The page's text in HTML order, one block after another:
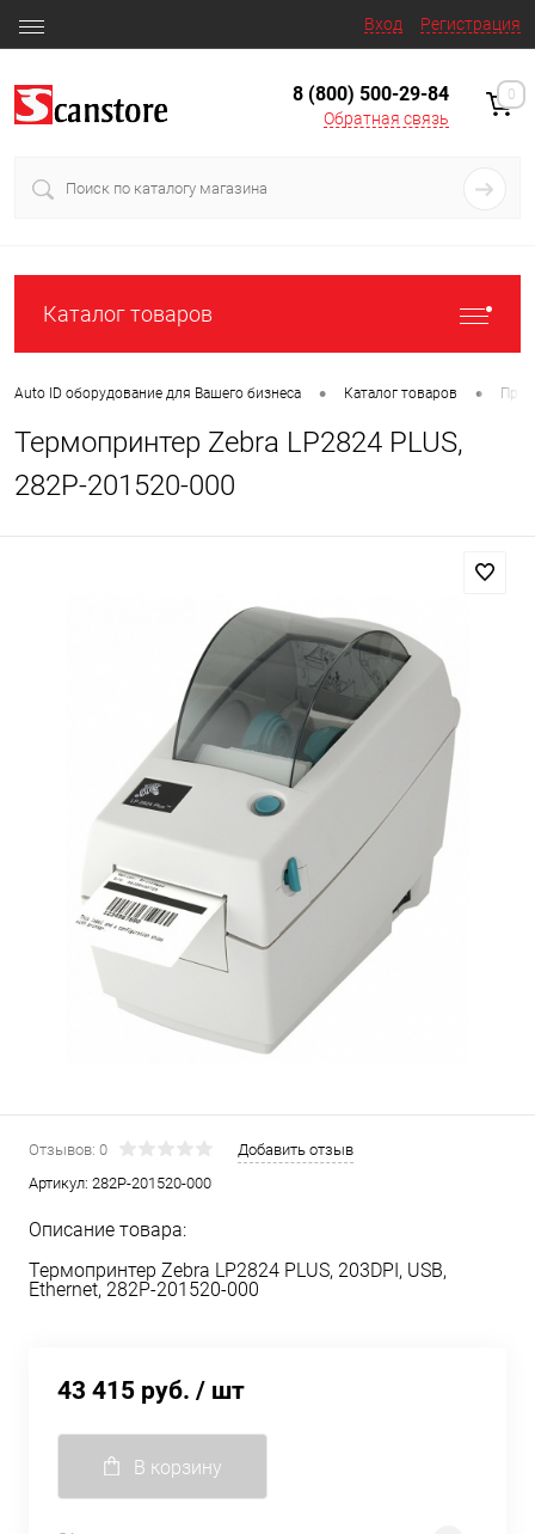
Вход Регистрация
8 (800) 500-29-84
Обратная связь
0
Каталог товаров
Auto ID оборудование для Вашего бизнеса • Каталог товаров •
Термопринтер Zebra LP2824 PLUS,
282P-201520-000
Отзывов: 0
Добавить отзыв
Артикул: 282P-201520-000
Описание товара:
Термопринтер Zebra LP2824 PLUS, 203DPI, USB,
Ethernet, 282P-201520-000
43 415 руб. / шт
В корзину